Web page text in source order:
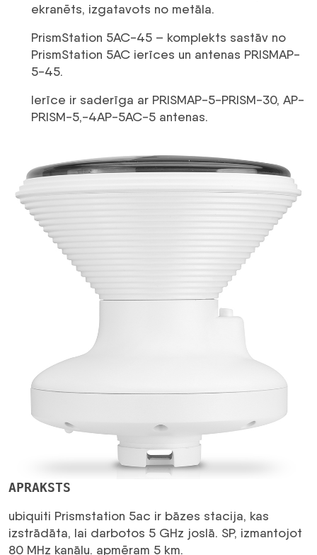
ekranēts, izgatavots no metāla.
PrismStation 5AC-45 – komplekts sastāv no
PrismStation 5AC ierīces un antenas PRISMAP-
5-45.
Ierīce ir saderīga ar PRISMAP-5-PRISM-30, AP-
PRISM-5,-4AP-5AC-5 antenas.
APRAKSTS
ubiquiti Prismstation 5ac ir bāzes stacija, kas
izstrādāta, lai darbotos 5 GHz joslā. SP, izmantojot
80 MHz kanālu. apmēram 5 km.